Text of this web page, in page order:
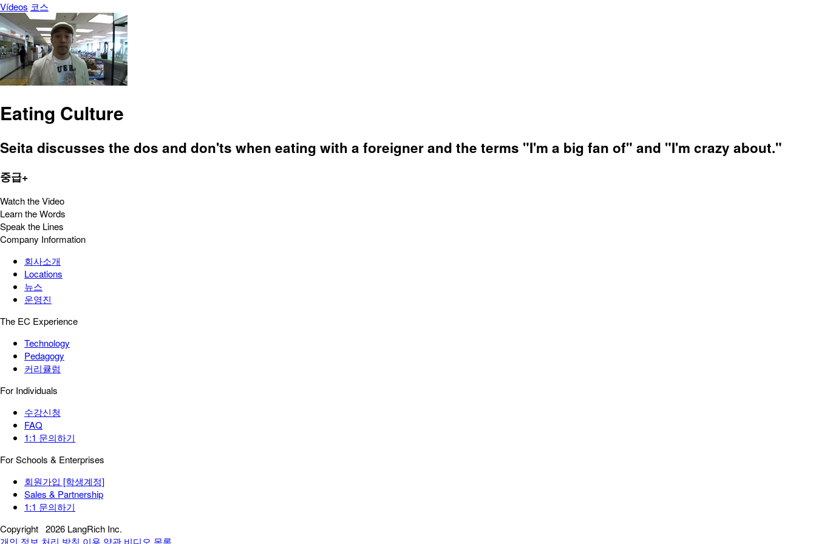
Vídeos 코스
Eating Culture
Seita discusses the dos and don'ts when eating with a foreigner and the terms "I'm a big fan of" and "I'm crazy about."
중급+
Watch the Video
Learn the Words
Speak the Lines
Company Information
회사소개
Locations
뉴스
운영진
The EC Experience
Technology
Pedagogy
커리큘럼
For Individuals
수강신청
FAQ
1:1 문의하기
For Schools & Enterprises
회원가입 [학생계정]
Sales & Partnership
1:1 문의하기
Copyright 2026 LangRich Inc.